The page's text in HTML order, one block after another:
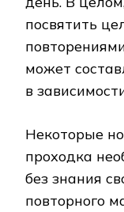
посвятить
может
в
Некоторые
проходка
без знания
повторного